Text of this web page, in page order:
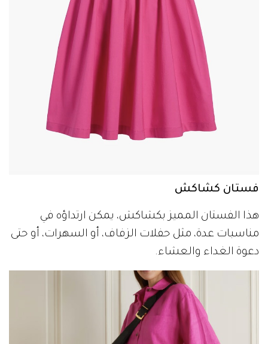
فستان كشاكش
هذا الفستان المميز بكشاكش، يمكن ارتداؤه في
مناسبات عدة، مثل حفلات الزفاف، أو السهرات، أو حتى
دعوة الغداء والعشاء.